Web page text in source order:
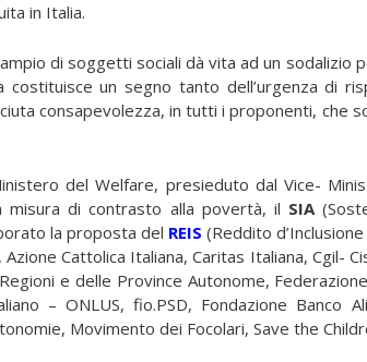
in Italia.
di soggetti sociali dà vita ad un sodalizio
un segno tanto dell’urgenza di
consapevolezza, in tutti i proponenti, che
del Welfare, presieduto dal Vice-
misura di contrasto alla povertà, il SIA
la proposta del REIS (Reddito d’Inclusione
Azione Cattolica Italiana, Caritas Italiana, Cgil-
e delle Province Autonome,
– ONLUS, fio.PSD, Fondazione Banco
Movimento dei Focolari, Save the